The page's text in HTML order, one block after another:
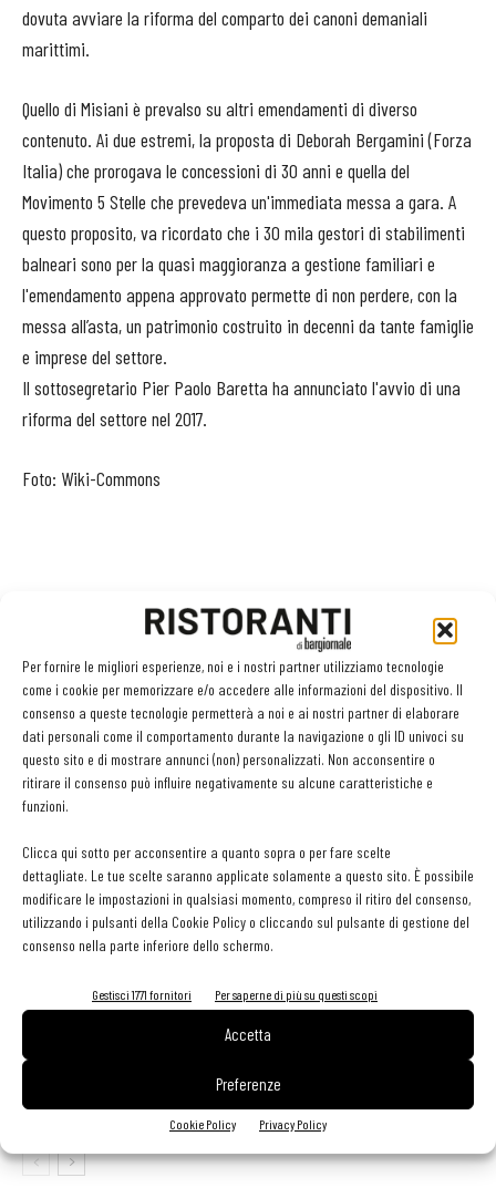
Per fornire le migliori esperienze, noi e i nostri partner utilizziamo tecnologie
come i cookie per memorizzare e/o accedere alle informazioni del dispositivo. Il
consenso a queste tecnologie permetterà a noi e ai nostri partner di elaborare
dati personali come il comportamento durante la navigazione o gli ID univoci su
questo sito e di mostrare annunci (non) personalizzati. Non acconsentire o
ritirare il consenso può influire negativamente su alcune caratteristiche e
funzioni.
Clicca qui sotto per acconsentire a quanto sopra o per fare scelte
dettagliate. Le tue scelte saranno applicate solamente a questo sito. È possibile
modificare le impostazioni in qualsiasi momento, compreso il ritiro del consenso,
utilizzando i pulsanti della Cookie Policy o cliccando sul pulsante di gestione del
consenso nella parte inferiore dello schermo.
Gestisci 1771 fornitori Per saperne di più su questi scopi
Accetta
Preferenze
Cookie Policy Privacy Policy
dovuta avviare la riforma del comparto dei canoni demaniali
marittimi.
Quello di Misiani è prevalso su altri emendamenti di diverso
contenuto. Ai due estremi, la proposta di Deborah Bergamini (Forza
Italia) che prorogava le concessioni di 30 anni e quella del
Movimento 5 Stelle che prevedeva un'immediata messa a gara. A
questo proposito, va ricordato che i 30 mila gestori di stabilimenti
balneari sono per la quasi maggioranza a gestione familiari e
l'emendamento appena approvato permette di non perdere, con la
messa all’asta, un patrimonio costruito in decenni da tante famiglie
e imprese del settore.
Il sottosegretario Pier Paolo Baretta ha annunciato l'avvio di una
riforma del settore nel 2017.
Foto: Wiki-Commons
Facebook Twitter
LEGGI ANCHE
L’ineguagliabile sapore dei funghi. Come prepararli,
conservarli e valorizzarli
Ampliare l’attività del ristorante al catering? Sì, ma la
godersi le vacanze (o da scorprire se si è in
vacanza)